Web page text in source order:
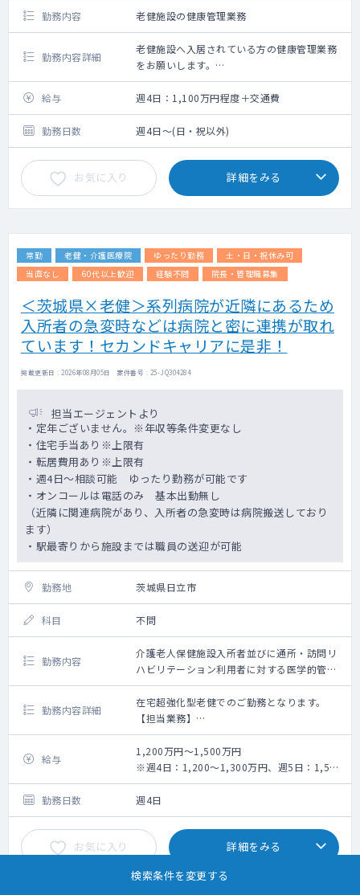
勤務内容 老健施設の健康管理業務
勤務内容詳細
老健施設へ入居されている方の健康管理業務
をお願いします。
全80床のうち、入居率は75％くらい（デイサ
ービスのために25％は残してる）
給与 週4日：1,100万円程度＋交通費
勤務日数 週4日～(日・祝以外)
お気に入り 詳細をみる
常勤 老健・介護医療院 ゆったり勤務
土・日・祝休み可
当直なし
60代以上歓迎 経験不問 院長・管理職募集
＜茨城県×老健＞系列病院が近隣にあるため
入所者の急変時などは病院と密に連携が取れ
ています！セカンドキャリアに是非！
掲載更新日 : 2026年08月05日 案件番号 : 25-JQ304284
担当エージェントより
・定年ございません。※年収等条件変更なし
・住宅手当あり※上限有
・転居費用あり※上限有
・週4日～相談可能 ゆったり勤務が可能です
・オンコールは電話のみ 基本出動無し
（近隣に関連病院があり、入所者の急変時は病院搬送しており
ます）
・駅最寄りから施設までは職員の送迎が可能
勤務地 茨城県日立市
科目 不問
勤務内容
介護老人保健施設入所者並びに通所・訪問リ
ハビリテーション利用者に対する医学的管
理、施設管理者（管理医師）としての管理業
務全般
勤務内容詳細
在宅超強化型老健でのご勤務となります。
【担当業務】
・訪問リハビリテーション新規導入時の処
方箋作成
・施設管理者業務
【スタッフ体制】 PT・OT・ST 在籍（人数
記載なし）
【備考】
訪問リハ件数：0～3件/月（今後増加予
定）
訪問手段：車
給与
1,200万円～1,500万円
※週4日：1,200～1,300万円、週5日：1,500
万円（固定給）
勤務日数
週4日
お気に入り
詳細をみる
検索条件を変更する